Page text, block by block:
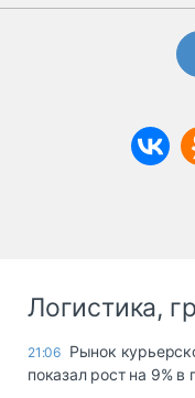
Логистика,
21:06 Рынок
показал рост на 9%